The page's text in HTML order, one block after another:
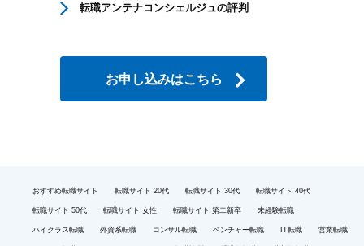
転職アンテナコンシェルジュの評判
お申し込みはこちら
おすすめ転職サイト 転職サイト 20代 転職サイト 30代 転職サイト 40代
転職サイト 50代 転職サイト 女性 転職サイト 第二新卒 未経験転職
ハイクラス転職 外資系転職 コンサル転職 ベンチャー転職 IT転職 営業転職